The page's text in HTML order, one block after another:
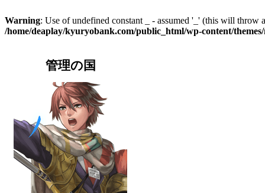
Warning: Use of undefined constant _ - assumed '_' (this will
/home/deaplay/kyuryobank.com/public_html/wp-content/
管理の国